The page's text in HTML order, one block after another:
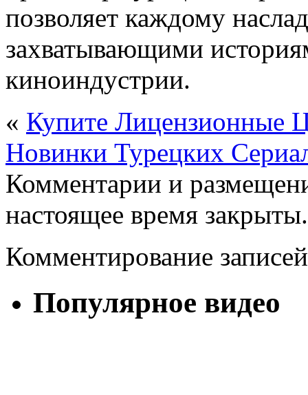
позволяет каждому
захватывающими
киноиндустрии.
« Купите Лицензионные
Новинки Турецких
Комментарии и
настоящее время закрыты.
Комментирование
Популярное видео